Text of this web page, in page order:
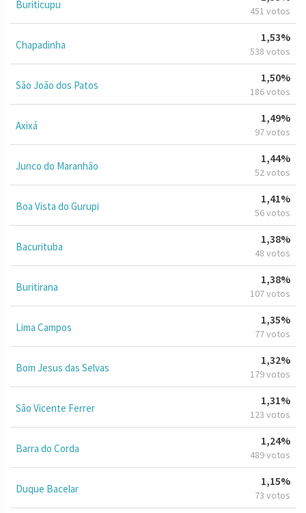
Buriticupu 451 votos
Chapadinha
1,53%
538 votos
São João dos Patos
1,50%
186 votos
Axixá
1,49%
97 votos
Junco do Maranhão
1,44%
52 votos
Boa Vista do Gurupi
1,41%
56 votos
Bacurituba
1,38%
48 votos
Buritirana
1,38%
107 votos
Lima Campos
1,35%
77 votos
Bom Jesus das Selvas
1,32%
179 votos
São Vicente Ferrer
1,31%
123 votos
Barra do Corda
1,24%
489 votos
Duque Bacelar
1,15%
73 votos